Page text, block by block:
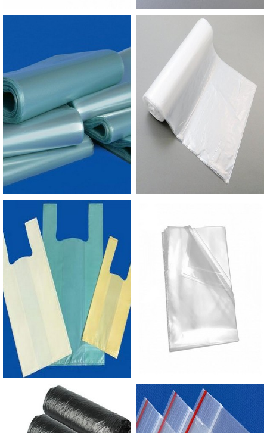
de qualidade, a empresa pode produzir o produto
em diversas cores e formatos, além de oferecer a
opção transparente e a sustentável.ONDE
ENCONTRAR ALTA QUALIDADE EM SACO PP
ADESIVADOSA Empório do Plástico passou a
contratar a produção com fábricas ainda mais
modernas e custos reduzidos. Aumentando,
assim, o mix de sacos a pronta entrega e venda
fracionada, até em pequenas quantidades. Para
saber mais informações, basta solicitar um
orçamento..